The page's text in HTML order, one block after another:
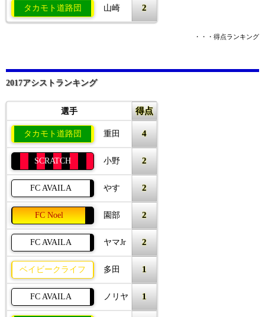
タカモト道路団 山崎 2
・・・得点ランキング
2017アシストランキング
選手 得点
タカモト道路団 重田 4
SCRATCH 小野 2
FC AVAILA やす 2
FC Noel 園部 2
FC AVAILA ヤマJr 2
ベイビークライフ 多田 1
FC AVAILA ノリヤ 1